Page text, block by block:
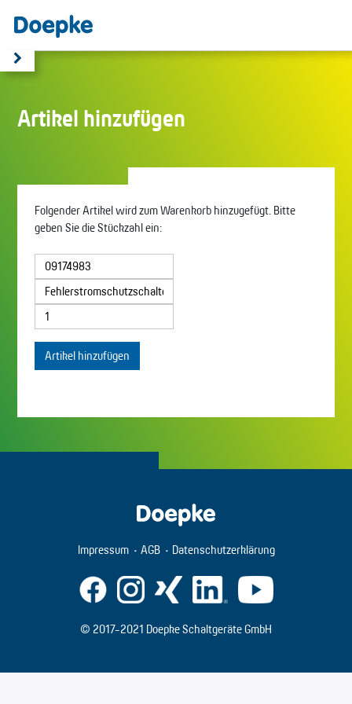
Artikel hinzufügen
Folgender Artikel wird zum Warenkorb hinzugefügt. Bitte
geben Sie die Stückzahl ein:
Artikel hinzufügen
Impressum AGB Datenschutzerklärung
© 2017-2021 Doepke Schaltgeräte GmbH